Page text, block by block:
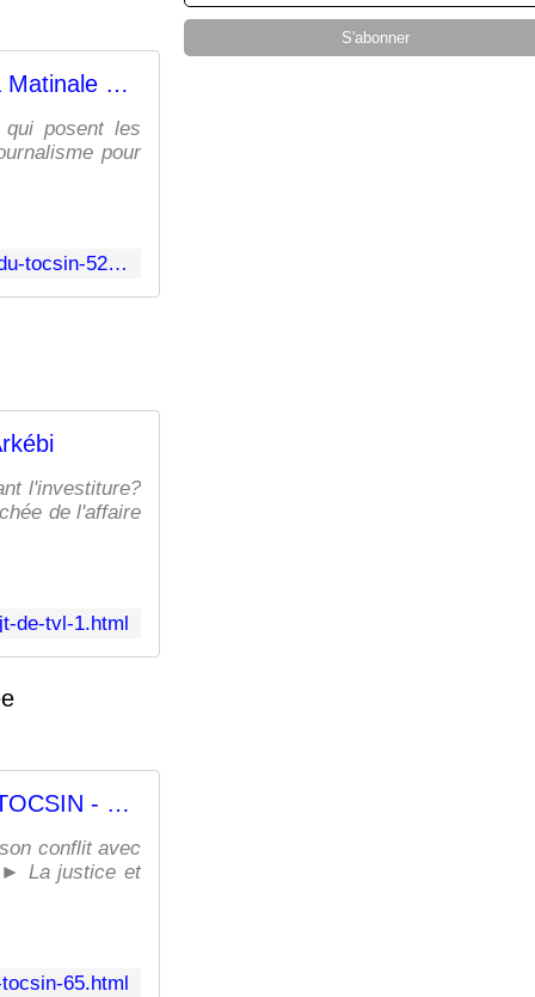
7h30-9h30 La Matinale du TOCSIN - Le fil d'Arkébi
posent les
pour
https://www.lesmysteresdarkebi.com/2025/01/7h30-9h30-la-matinale-du-tocsin-52.html
l'investiture?
de l'affaire
de-tvl-1.html
20h La Gazette du TOCSIN - Le fil d'Arkébi
conflit avec
► La justice et
65.html